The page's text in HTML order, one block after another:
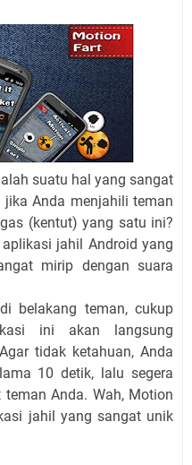
suatu hal yang sangat
Anda menjahili teman
(kentut) yang satu ini?
jahil Android yang
mirip dengan suara
belakang teman, cukup
ini akan langsung
tidak ketahuan, Anda
10 detik, lalu segera
Anda. Wah, Motion
jahil yang sangat unik